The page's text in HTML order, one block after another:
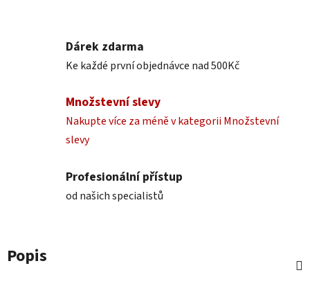
Dárek zdarma
Ke každé první objednávce nad 500Kč
Množstevní slevy
Nakupte více za méně v kategorii Množstevní
slevy
Profesionální přístup
od našich specialistů
Popis